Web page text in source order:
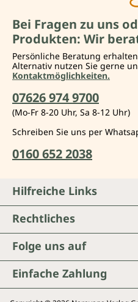
Bei Fragen zu uns
Produkten: Wir
Persönliche Beratung
Alternativ nutzen Sie gerne
Kontaktmöglichkeiten.
07626 974 9700
(Mo-Fr 8-20 Uhr, Sa 8-12 Uhr)
Schreiben Sie uns per
0160 652 2038
Folge uns auf
Einfache Zahlung
Hilfreiche Links
Rechtliches